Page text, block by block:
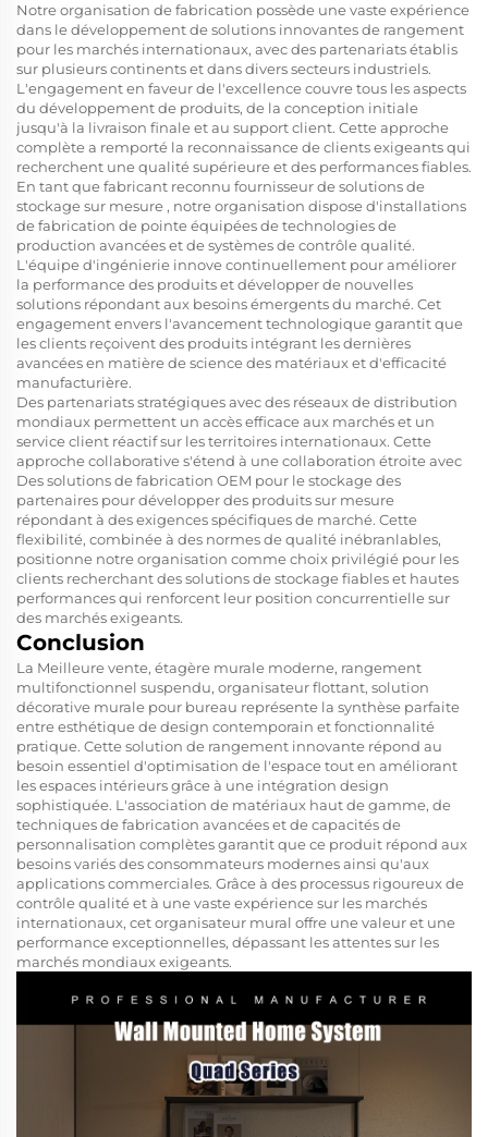
Notre organisation de fabrication possède une vaste expérience
dans le développement de solutions innovantes de rangement
pour les marchés internationaux, avec des partenariats établis
sur plusieurs continents et dans divers secteurs industriels.
L'engagement en faveur de l'excellence couvre tous les aspects
du développement de produits, de la conception initiale
jusqu'à la livraison finale et au support client. Cette approche
complète a remporté la reconnaissance de clients exigeants qui
recherchent une qualité supérieure et des performances fiables.
En tant que fabricant reconnu fournisseur de solutions de
stockage sur mesure , notre organisation dispose d'installations
de fabrication de pointe équipées de technologies de
production avancées et de systèmes de contrôle qualité.
L'équipe d'ingénierie innove continuellement pour améliorer
la performance des produits et développer de nouvelles
solutions répondant aux besoins émergents du marché. Cet
engagement envers l'avancement technologique garantit que
les clients reçoivent des produits intégrant les dernières
avancées en matière de science des matériaux et d'efficacité
manufacturière.
Des partenariats stratégiques avec des réseaux de distribution
mondiaux permettent un accès efficace aux marchés et un
service client réactif sur les territoires internationaux. Cette
approche collaborative s'étend à une collaboration étroite avec
Des solutions de fabrication OEM pour le stockagedes
partenaires pour développer des produits sur mesure
répondant à des exigences spécifiques de marché. Cette
flexibilité, combinée à des normes de qualité inébranlables,
positionne notre organisation comme choix privilégié pour les
clients recherchant des solutions de stockage fiables et hautes
performances qui renforcent leur position concurrentielle sur
des marchés exigeants.
Conclusion
La Meilleure vente, étagère murale moderne, rangement
multifonctionnel suspendu, organisateur flottant, solution
décorative murale pour bureau représente la synthèse parfaite
entre esthétique de design contemporain et fonctionnalité
pratique. Cette solution de rangement innovante répond au
besoin essentiel d'optimisation de l'espace tout en améliorant
les espaces intérieurs grâce à une intégration design
sophistiquée. L'association de matériaux haut de gamme, de
techniques de fabrication avancées et de capacités de
personnalisation complètes garantit que ce produit répond aux
besoins variés des consommateurs modernes ainsi qu'aux
applications commerciales. Grâce à des processus rigoureux de
contrôle qualité et à une vaste expérience sur les marchés
internationaux, cet organisateur mural offre une valeur et une
performance exceptionnelles, dépassant les attentes sur les
marchés mondiaux exigeants.